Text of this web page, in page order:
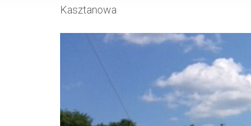
Kasztanowa